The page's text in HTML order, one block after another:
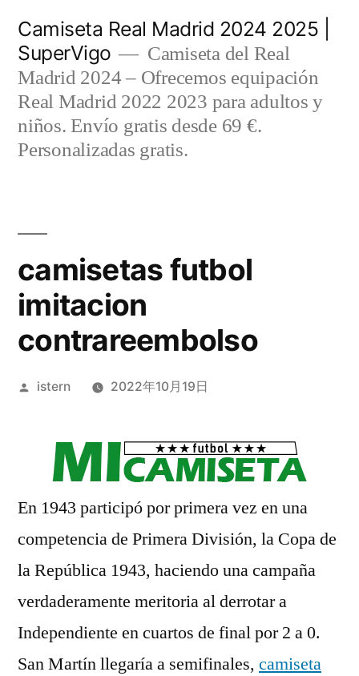
contenido
Camiseta Real Madrid 2024 2025 |
SuperVigo
Camiseta del Real
Madrid 2024 – Ofrecemos equipación
Real Madrid 2022 2023 para adultos y
niños. Envío gratis desde 69 €.
Personalizadas gratis.
camisetas futbol
imitacion
contrareembolso
Publicado
istern 2022年10月19日
En 1943 participó por primera vez en una
competencia de Primera División, la Copa de
la República 1943, haciendo una campaña
verdaderamente meritoria al derrotar a
Independiente en cuartos de final por 2 a 0.
San Martín llegaría a semifinales, camiseta